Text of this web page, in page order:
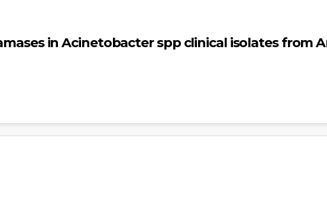
in Acinetobacter spp clinical isolates from